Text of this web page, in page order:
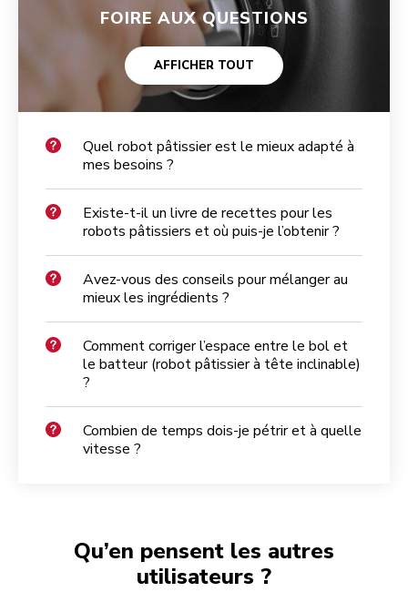
FOIRE AUX QUESTIONS
AFFICHER TOUT
Quel robot pâtissier est le mieux adapté à
mes besoins ?
Existe-t-il un livre de recettes pour les
robots pâtissiers et où puis-je l’obtenir ?
Avez-vous des conseils pour mélanger au
mieux les ingrédients ?
Comment corriger l’espace entre le bol et
le batteur (robot pâtissier à tête inclinable)
?
Combien de temps dois-je pétrir et à quelle
vitesse ?
Qu’en pensent les autres
utilisateurs ?